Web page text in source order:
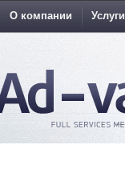
О компании Услуги